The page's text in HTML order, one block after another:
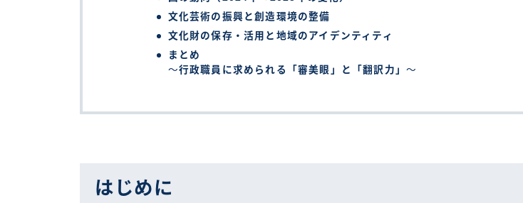
文化芸術の振興と創造環境の整備
文化財の保存・活用と地域のアイデンティティ
まとめ
～行政職員に求められる「審美眼」と「翻訳力」 ～
はじめに